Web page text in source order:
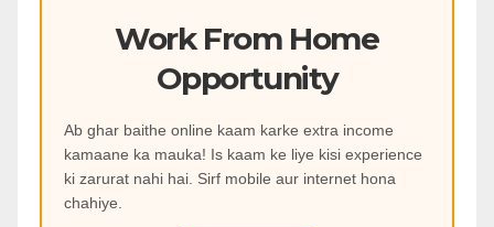
Work From Home
Opportunity
Ab ghar baithe online kaam karke extra income
kamaane ka mauka! Is kaam ke liye kisi experience
ki zarurat nahi hai. Sirf mobile aur internet hona
chahiye.